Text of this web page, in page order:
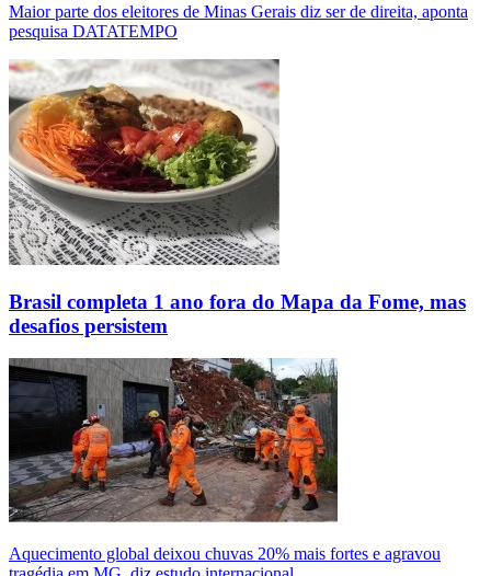
Maior parte dos eleitores de Minas Gerais diz ser de direita, aponta
pesquisa DATATEMPO
Brasil completa 1 ano fora do Mapa da Fome, mas
desafios persistem
Aquecimento global deixou chuvas 20% mais fortes e agravou